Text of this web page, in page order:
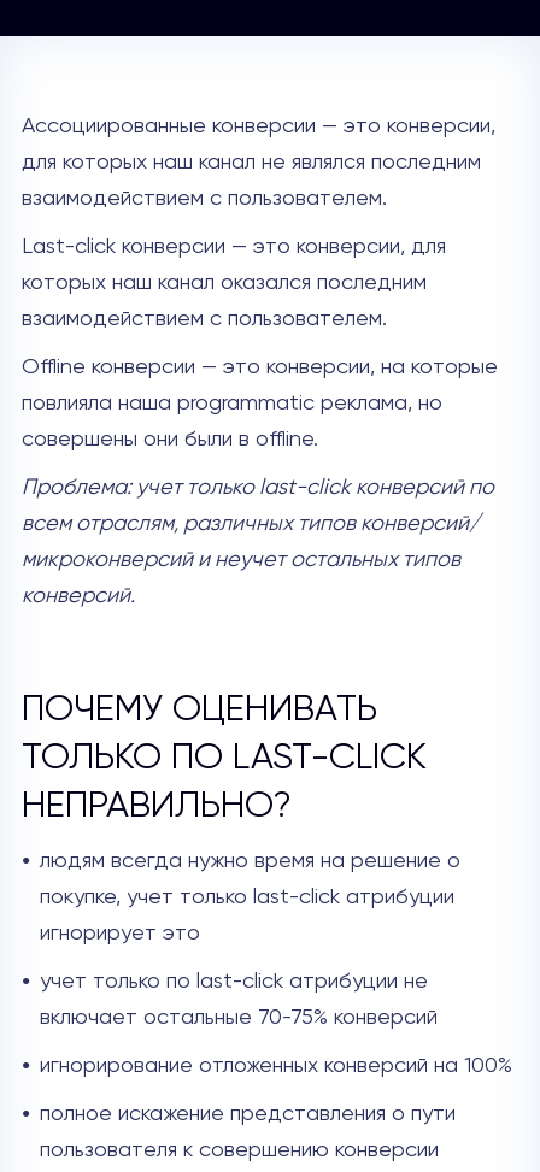
Ассоциированные конверсии — это конверсии,
для которых наш канал не являлся последним
взаимодействием с пользователем.
Last-click конверсии — это конверсии, для
которых наш канал оказался последним
взаимодействием с пользователем.
Offline конверсии — это конверсии, на которые
повлияла наша programmatic реклама, но
совершены они были в offline.
Проблема: учет только last-click конверсий по
всем отраслям, различных типов конверсий/
микроконверсий и неучет остальных типов
конверсий.
ПОЧЕМУ ОЦЕНИВАТЬ
ТОЛЬКО ПО LAST-CLICK
НЕПРАВИЛЬНО?
людям всегда нужно время на решение о
покупке, учет только last-click атрибуции
игнорирует это
учет только по last-click атрибуции не
включает остальные 70-75% конверсий
игнорирование отложенных конверсий на 100%
полное искажение представления о пути
пользователя к совершению конверсии